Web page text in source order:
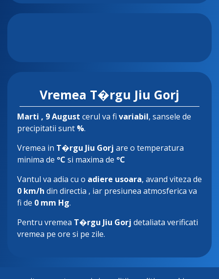
Vremea T�rgu Jiu Gorj
Marti , 9 August cerul va fi variabil, sansele de
precipitatii sunt %.
Vremea in T�rgu Jiu Gorj are o temperatura
minima de ºC si maxima de ºC
Vantul va adia cu o adiere usoara, avand viteza de
0 km/h din directia , iar presiunea atmosferica va
fi de 0 mm Hg.
Pentru vremea T�rgu Jiu Gorj detaliata verificati
vremea pe ore si pe zile.